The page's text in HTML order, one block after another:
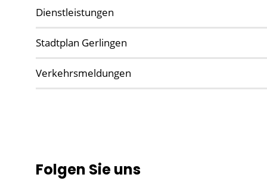
Dienstleistungen
Stadtplan Gerlingen
Verkehrsmeldungen
Folgen Sie uns